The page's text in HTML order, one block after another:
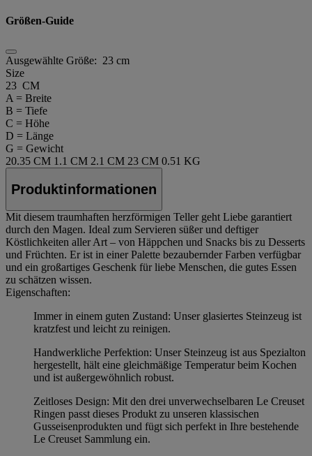
Größen-Guide
Ausgewählte Größe: 23 cm
Size
23 CM
A = Breite
B = Tiefe
C = Höhe
D = Länge
G = Gewicht
20.35 CM 1.1 CM 2.1 CM 23 CM 0.51 KG
Produktinformationen
Mit diesem traumhaften herzförmigen Teller geht Liebe garantiert
durch den Magen. Ideal zum Servieren süßer und deftiger
Köstlichkeiten aller Art – von Häppchen und Snacks bis zu Desserts
und Früchten. Er ist in einer Palette bezaubernder Farben verfügbar
und ein großartiges Geschenk für liebe Menschen, die gutes Essen
zu schätzen wissen.
Eigenschaften:
Immer in einem guten Zustand: Unser glasiertes Steinzeug ist
kratzfest und leicht zu reinigen.
Handwerkliche Perfektion: Unser Steinzeug ist aus Spezialton
hergestellt, hält eine gleichmäßige Temperatur beim Kochen
und ist außergewöhnlich robust.
Zeitloses Design: Mit den drei unverwechselbaren Le Creuset
Ringen passt dieses Produkt zu unseren klassischen
Gusseisenprodukten und fügt sich perfekt in Ihre bestehende
Le Creuset Sammlung ein.